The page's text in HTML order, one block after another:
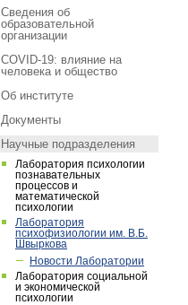
Сведения об
образовательной
организации
COVID-19: влияние на
человека и общество
Об институте
Документы
Научные подразделения
Лаборатория психологии
познавательных
процессов и
математической
психологии
Лаборатория
психофизиологии им. В.Б.
Швыркова
Новости Лаборатории
Лаборатория социальной
и экономической
психологии